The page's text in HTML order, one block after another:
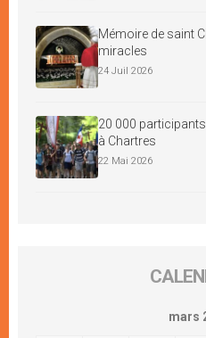
Mémoire de saint
miracles
24 Juil 2026
20 000
à Chartres
22 Mai 2026
mars